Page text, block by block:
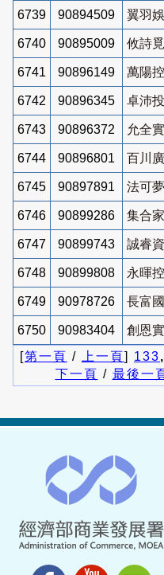
6739 90894509 翼羽
6740 90895009 攸詩
6741 90896149 萬陽
6742 90896345 卓沛
6743 90896372 允全
6744 90896801 百川
6745 90897891 法可
6746 90899286 集合
6747 90899743 誠睿
6748 90899808 永暉
6749 90978726 長富
6750 90983404
創恩
[第一頁 / 上一頁] 133,
下一頁 / 最後一